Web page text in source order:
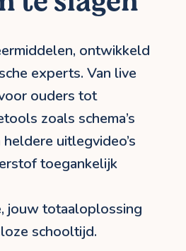
ontwikkeld
experts. Van live
ouders tot
zoals schema’s
uitlegvideo’s
toegankelijk
jouw totaaloplossing
schooltijd.